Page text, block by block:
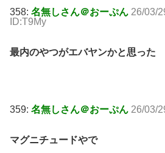
358: 名無しさん＠おーぷん 26/03/
ID:T9My
最内のやつがエバヤンかと思った
359: 名無しさん＠おーぷん 26/03/
マグニチュードやで